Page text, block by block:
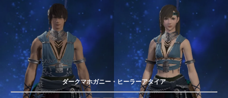
ダークマホガニー・ヒーラーアタイア